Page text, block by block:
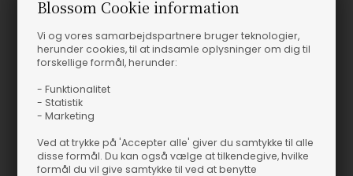
Blossom Cookie information
Vi og vores samarbejdspartnere bruger teknologier,
herunder cookies, til at indsamle oplysninger om dig til
forskellige formål, herunder:
- Funktionalitet
- Statistik
- Marketing
Ved at trykke på 'Accepter alle' giver du samtykke til alle
disse formål. Du kan også vælge at tilkendegive, hvilke
formål du vil give samtykke til ved at benytte
WBLAlaia Hooded Jakke i farven Dark Sand rammer plet. Den har
et enkelt, rent udtryk og en afslappet hætte, som gør den perfekt
til kølige dage, hvor du stadig vil se skarp ud. Den fungerer lige
godt til hverdage som til weekenden.
Style den med et par tætsiddende jeans og en blød strik, eller
brug den over en let kjole for et nemt lag-på-lag look. Den er let
at mikse med både rolige toner og mere markante valg, alt efter